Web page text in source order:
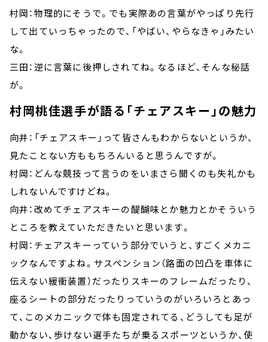
村岡：物理的にそうで。でも実際あの言葉がやっぱり先行
して出ていっちゃったので、「やばい、やらなきゃ」みたい
な。
三田：逆に言葉に後押しされてね。なるほど、そんな秘話
が。
村岡桃佳選手が語る「チェアスキー」の魅力
向井：「チェアスキー」って皆さんもわからないというか、
見たことない方ももちろんいると思うんですが。
村岡：どんな競技って言うのをいまさら聞くのも失礼かも
しれないんですけどね。
向井：改めてチェアスキーの醍醐味とか魅力とかそういう
ところを教えていただきたいと思います。
村岡：チェアスキーっていう部分でいうと、すごくメカニ
ックなんですよね。サスペンション（路面の凹凸を車体に
伝えない緩衝装置）だったりスキーのフレームだったり、
座るシートの部分だったりっていうのがいろいろとあっ
て、このメカニックで体も固定されてる、どうしても足が
動かない、歩けない選手たちが乗るスポーツというか、使